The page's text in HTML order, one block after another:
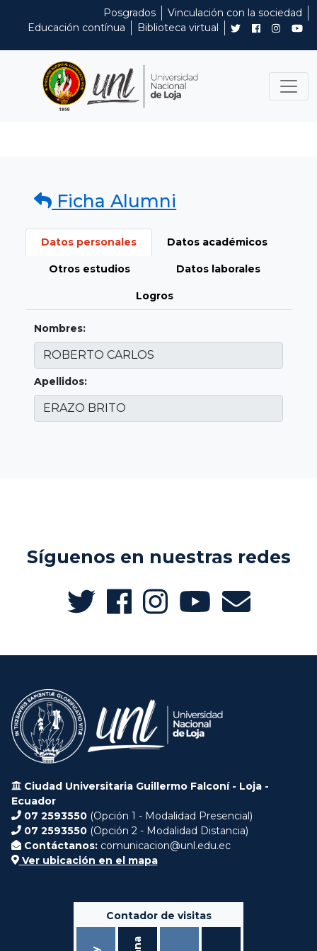
Posgrados
Vinculación con la sociedad
Educación contínua
Biblioteca virtual
Ficha Alumni
Datos personales Datos académicos
Otros estudios Datos laborales
Logros
Nombres:
Apellidos:
Síguenos en nuestras redes
Ciudad Universitaria Guillermo Falconí - Loja -
Ecuador
07 2593550 (Opción 1 - Modalidad Presencial)
07 2593550 (Opción 2 - Modalidad Distancia)
Contáctanos: comunicacion@unl.edu.ec
Ver ubicación en el mapa
Contador de visitas